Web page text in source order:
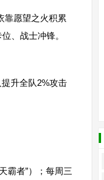
靠愿望之火积累
、战士冲锋。
升全队2%攻击
霸者”）；每周三